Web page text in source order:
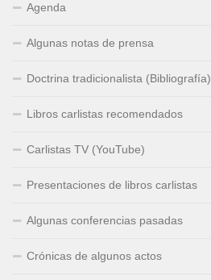
Agenda
Algunas notas de prensa
Doctrina tradicionalista (Bibliografía)
Libros carlistas recomendados
Carlistas TV (YouTube)
Presentaciones de libros carlistas
Algunas conferencias pasadas
Crónicas de algunos actos